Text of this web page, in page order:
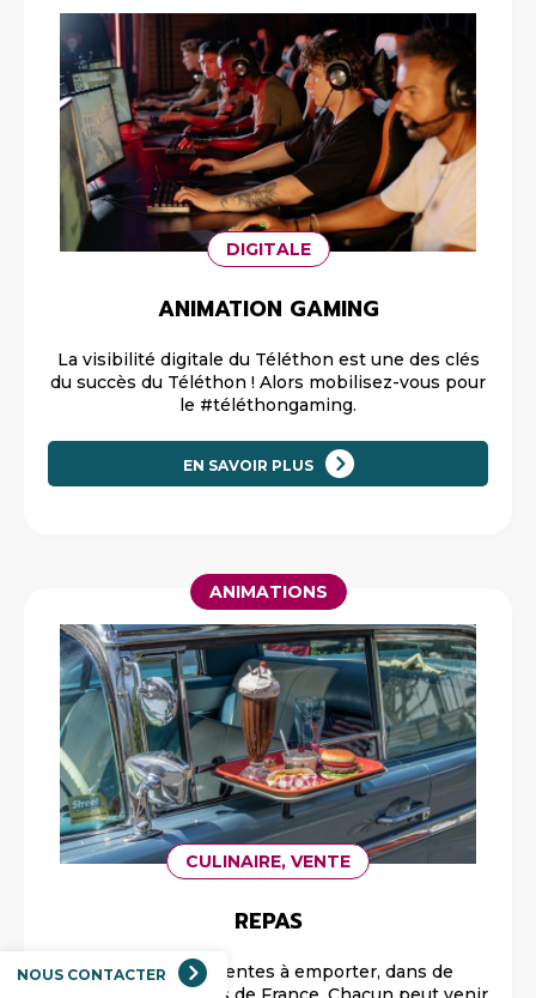
DIGITALE
ANIMATION GAMING
La visibilité digitale du Téléthon est une des clés
du succès du Téléthon ! Alors mobilisez-vous pour
le #téléthongaming.
EN SAVOIR PLUS
ANIMATIONS
CULINAIRE, VENTE
REPAS
Des repas, des ventes à emporter, dans de
NOUS CONTACTER